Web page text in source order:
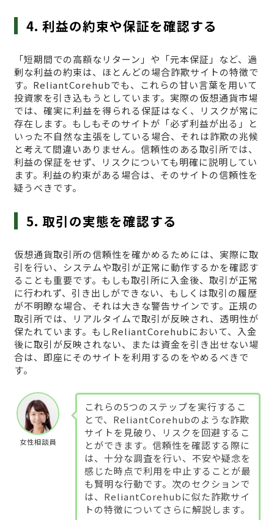
4. 利益の約束や保証を確認する
「短期間での高額なリターン」や「元本保証」など、過
剰な利益の約束は、ほとんどの場合詐欺サイトの特徴で
す。ReliantCorehubでも、これらの甘い言葉を用いて
投資家を引き込もうとしています。実際の仮想通貨市場
では、確実に利益を得られる保証はなく、リスクが常に
存在します。もしもそのサイトが「必ず利益が出る」と
いった不自然な主張をしている場合、それは詐欺の兆候
と考えて間違いありません。信頼性のある取引所では、
利益の保証をせず、リスクについても明確に説明してい
ます。利益の約束がある場合は、そのサイトの信頼性を
疑うべきです。
5. 取引の実態を確認する
仮想通貨取引所の信頼性を確かめるためには、実際に取
引を行い、システムや取引が正常に動作するかを確認す
ることも重要です。もしも取引所に入金後、取引が正常
に行われず、引き出しができない、もしくは取引の履歴
が不明瞭な場合、それは大きな警告サインです。正規の
取引所では、リアルタイムで取引が反映され、透明性が
保たれています。もしReliantCorehubにおいて、入金
後に取引が反映されない、または資金を引き出せない場
合は、即座にそのサイトを利用するのをやめるべきで
す。
女性相談員
これらの5つのステップを実行するこ
とで、ReliantCorehubのような詐欺
サイトを見破り、リスクを回避するこ
とができます。信頼性を確認する際に
は、十分な調査を行い、不安や疑念を
感じた時点で利用を中止することが最
も賢明な行動です。次のセクションで
は、ReliantCorehubに似た詐欺サイ
トの特徴についてさらに解説します。